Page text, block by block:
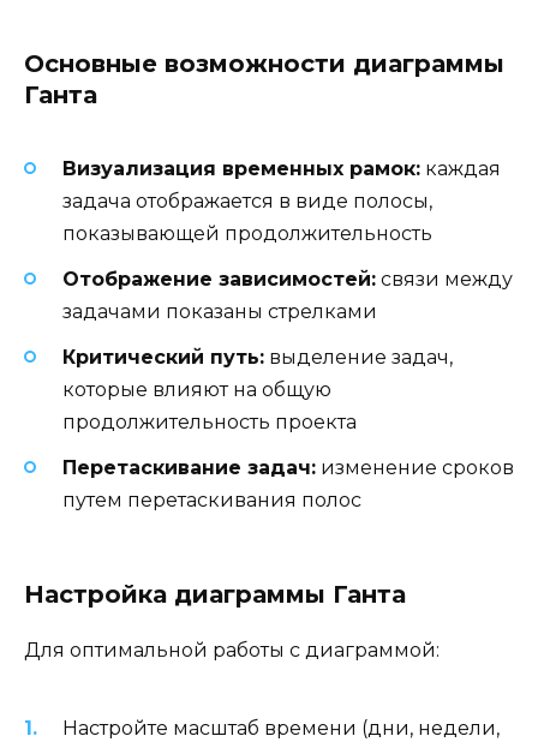
Основные возможности диаграммы
Ганта
Визуализация временных рамок: каждая
задача отображается в виде полосы,
показывающей продолжительность
Отображение зависимостей: связи между
задачами показаны стрелками
Критический путь: выделение задач,
которые влияют на общую
продолжительность проекта
Перетаскивание задач: изменение сроков
путем перетаскивания полос
Настройка диаграммы Ганта
Для оптимальной работы с диаграммой:
Настройте масштаб времени (дни, недели,